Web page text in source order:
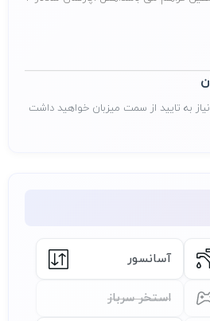
زیبای قشم تجربه نمایید.
نیاز به تایید از سمت میزبان خواهید داشت
آسانسور
استخر سرباز